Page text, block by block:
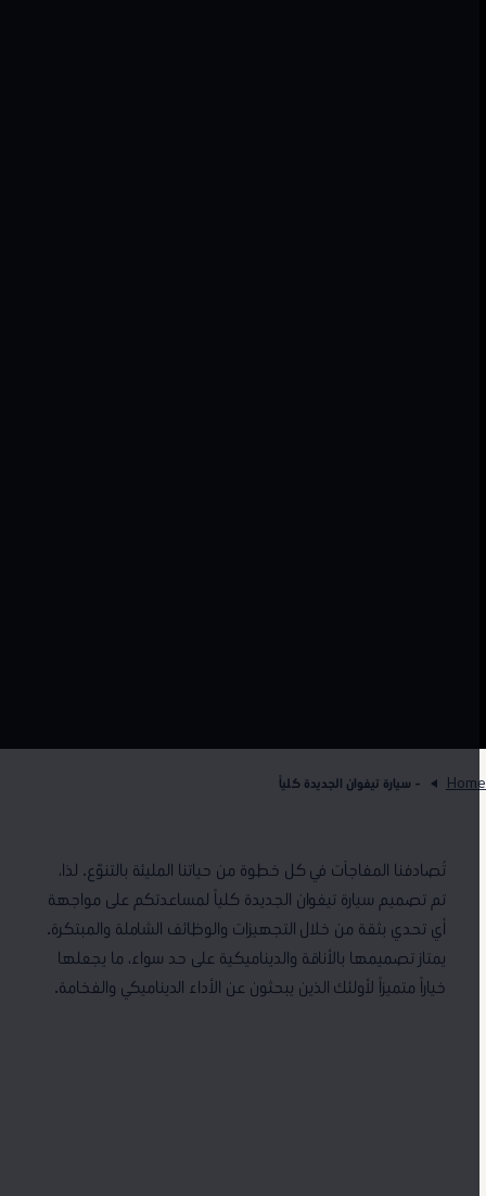
- سيارة تيغوان الجديدة كلياً
تُصادفنا المفاجآت في كل خطوة من حياتنا المليئة بالتنوّع. لذا،
تم تصميم سيارة تيغوان الجديدة كلياً لمساعدتكم على مواجهة
أي تحدي بثقة من خلال التجهيزات والوظائف الشاملة والمبتكرة.
يمتاز تصميمها بالأناقة والديناميكية على حد سواء، ما يجعلها
خياراً متميزاً لأولئك الذين يبحثون عن الأداء الديناميكي والفخامة.